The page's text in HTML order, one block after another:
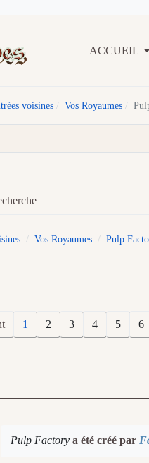
ACCUEIL
voisines Vos Royaumes
Vos Royaumes Pulp
1 2 3 4 5 6
Pulp Factorya été créé par